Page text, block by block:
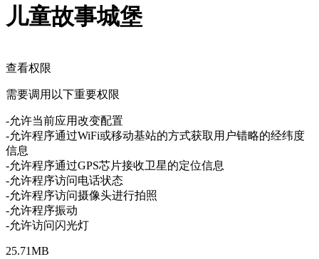
儿童故事城堡
查看权限
需要调用以下重要权限
-允许当前应用改变配置
-允许程序通过WiFi或移动基站的方式获取用户错略的经纬度
信息
-允许程序通过GPS芯片接收卫星的定位信息
-允许程序访问电话状态
-允许程序访问摄像头进行拍照
-允许程序振动
-允许访问闪光灯
25.71MB